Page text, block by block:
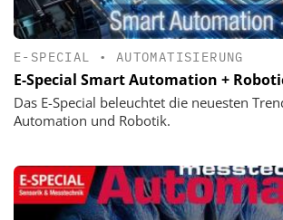
E-SPECIAL • AUTOMATISIERUNG
E-Special Smart Automation +
Das E-Special beleuchtet die neuesten
Automation und Robotik.